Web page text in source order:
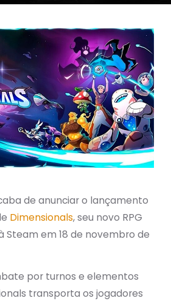
de anunciar o lançamento
Dimensionals, seu novo RPG
Steam em 18 de novembro de
por turnos e elementos
transporta os jogadores